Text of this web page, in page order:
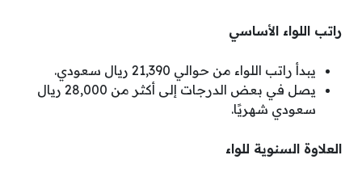
راتب اللواء الأساسي
يبدأ راتب اللواء من حوالي 21,390 ريال سعودي.
يصل في بعض الدرجات إلى أكثر من 28,000 ريال
سعودي شهريًا.
العلاوة السنوية للواء